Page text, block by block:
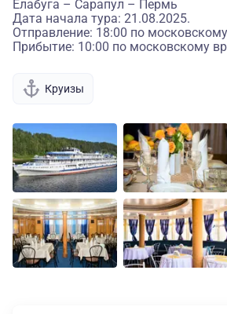
Елабуга – Сарапул – Пермь
Дата начала тура: 21.08.2025.
Отправление: 18:00 по
Прибытие: 10:00 по московскому
Круизы